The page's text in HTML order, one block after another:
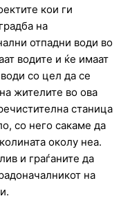
кои ги
на
отпадни води во
водите и ќе имаат
со цел да се
жителите во ова
станица
со него сакаме да
околу неа.
и граѓаните да
на